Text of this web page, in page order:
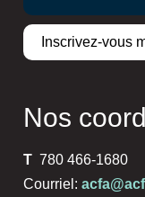
Nos
T 780 466-1680
Courriel: